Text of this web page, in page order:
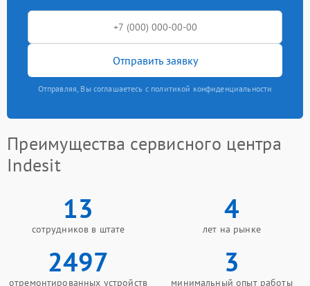
Отправить заявку
Отправляя, Вы соглашаетесь с политикой конфиденциальности
Преимущества сервисного центра
Indesit
13
сотрудников в штате
4
лет на рынке
2497
отремонтированных устройств
3
минимальный опыт работы